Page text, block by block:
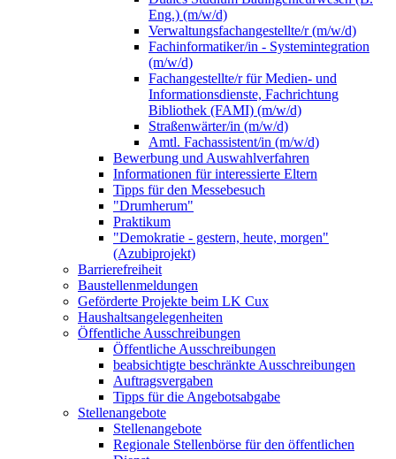
Eng.) (m/w/d)
Verwaltungsfachangestellte/r (m/w/d)
Fachinformatiker/in - Systemintegration
(m/w/d)
Fachangestellte/r für Medien- und
Informationsdienste, Fachrichtung
Bibliothek (FAMI) (m/w/d)
Straßenwärter/in (m/w/d)
Amtl. Fachassistent/in (m/w/d)
Bewerbung und Auswahlverfahren
Informationen für interessierte Eltern
Tipps für den Messebesuch
"Drumherum"
Praktikum
"Demokratie - gestern, heute, morgen"
(Azubiprojekt)
Barrierefreiheit
Baustellenmeldungen
Geförderte Projekte beim LK Cux
Haushaltsangelegenheiten
Öffentliche Ausschreibungen
Öffentliche Ausschreibungen
beabsichtigte beschränkte Ausschreibungen
Auftragsvergaben
Tipps für die Angebotsabgabe
Stellenangebote
Stellenangebote
Regionale Stellenbörse für den öffentlichen